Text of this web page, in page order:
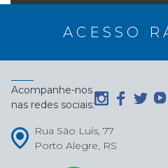
ACESSO
Acompanhe-nos
nas redes sociais:
Rua São Luís, 77
Porto Alegre, RS